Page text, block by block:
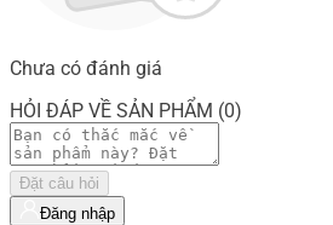
Chưa có đánh giá
HỎI ĐÁP VỀ SẢN PHẨM (0)
Đặt câu hỏi
Đăng nhập